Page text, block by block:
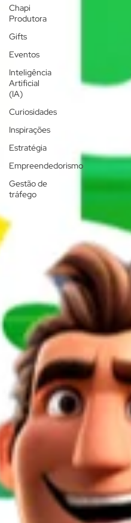
Chapi
Produtora
Gifts
Eventos
Inteligência
Artificial
(IA)
Curiosidades
Inspirações
Estratégia
Empreendedorismo
Gestão de
tráfego